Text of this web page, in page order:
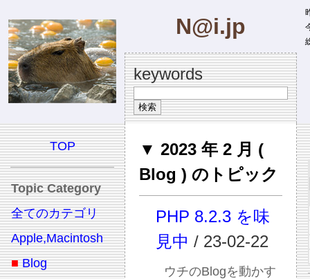
N@i.jp
keywords
TOP
Topic Category
全てのカテゴリ
Apple,Macintosh
■ Blog
▼ 2023 年 2 月 (
Blog ) のトピック
PHP 8.2.3 を味
見中 / 23-02-22
ウチのBlogを動かす